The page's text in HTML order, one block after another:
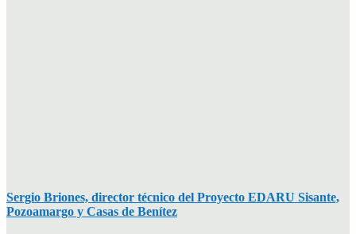
Sergio Briones, director técnico del Proyecto EDARU Sisante,
Pozoamargo y Casas de Benítez